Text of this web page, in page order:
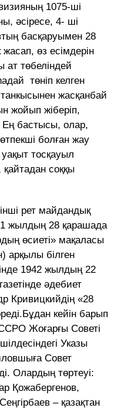
1075-ші
әсіресе, 4- ші
басқаруымен 28
өз есімдерін
ат төбеліндей
төніп келген
жасқанбай
жойып жіберіп,
Ең бастысы, олар,
болған жау
тосқауыл
соққы
рет майдандық
жылдың 28 қарашада
өсиеті» мақаласы
арқылы білген
1942 жылдың 22
әдебиет
Кривицкийдің «28
кейін барып
Жоғарғы Советі
Указы
Совет
Олардың төртеуі:
Қожабергенов,
– қазақтан